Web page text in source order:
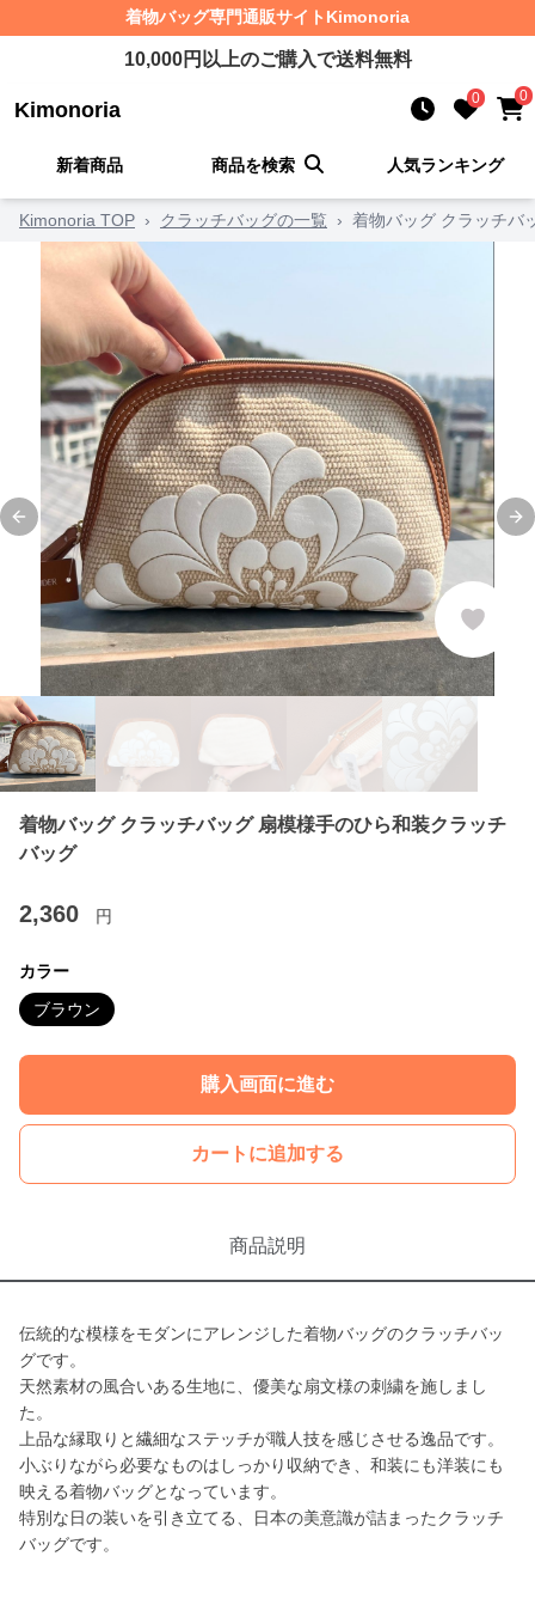
着物バッグ専門通販サイト Kimonoria
10,000円以上のご購入で送料無料
Kimonoria 0 0
新着商品 商品を検索 人気ランキング
Kimonoria TOP › クラッチバッグの一覧 › 着物バッグ クラッチバ
Previous slide
着物バッグ クラッチバッグ 扇模様手のひら和装クラッチ
バッグ
2,360 円
カラー
ブラウン
購入画面に進む
カートに追加する
商品説明
伝統的な模様をモダンにアレンジした着物バッグのクラッチバッ
グです。
天然素材の風合いある生地に、優美な扇文様の刺繍を施しまし
た。
上品な縁取りと繊細なステッチが職人技を感じさせる逸品です。
小ぶりながら必要なものはしっかり収納でき、和装にも洋装にも
映える着物バッグとなっています。
特別な日の装いを引き立てる、日本の美意識が詰まったクラッチ
バッグです。